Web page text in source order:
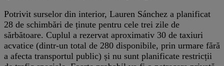
Potrivit surselor din interior, Lauren Sánchez a planificat
28 de schimbări de ținute pentru cele trei zile de
sărbătoare. Cuplul a rezervat aproximativ 30 de taxiuri
acvatice (dintr-un total de 280 disponibile, prin urmare fără
a afecta transportul public) și nu sunt planificate restricții